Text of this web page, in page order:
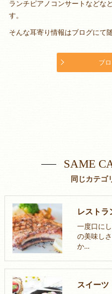
ランチピアノコンサートなどな
す。
そんな耳寄り情報はブログにて
ブ
同じカテゴ
SAME
レストラ
一度口に
の美味し
か…
スイーツ